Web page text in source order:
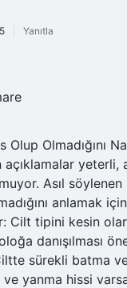
Yanıtla
Olmadığını
açıklamalar yeterli,
Asıl
anlamak
Cilt tipini kesin
danışılması
sürekli batma
yanma hissi